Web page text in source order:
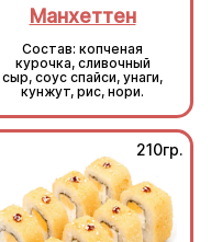
Манхеттен
Состав: копченая
курочка, сливочный
сыр, соус спайси, унаги,
кунжут, рис, нори.
210гр.